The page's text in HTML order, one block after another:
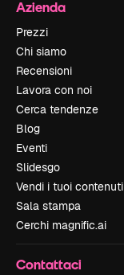
Azienda
Prezzi
Chi siamo
Recensioni
Lavora con noi
Cerca tendenze
Blog
Eventi
Slidesgo
Vendi i tuoi contenuti
Sala stampa
Cerchi magnific.ai
Contattaci